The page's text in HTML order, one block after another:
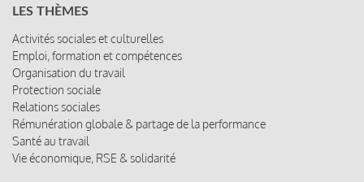
LES THÈMES
Activités sociales et culturelles
Emploi, formation et compétences
Organisation du travail